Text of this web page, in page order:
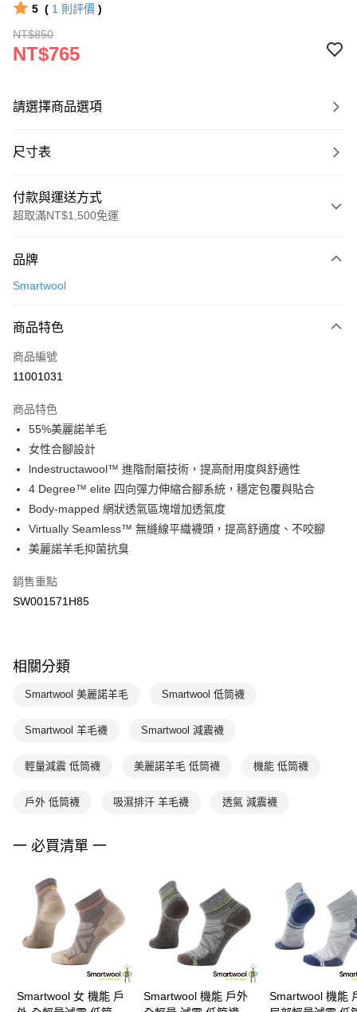
5 ( 1 則評價 )
NT$850
NT$765
請選擇商品選項
尺寸表
付款與運送方式
超取滿NT$1,500免運
信用卡一次付款
Apple Pay
悠遊付
7-11取貨(快速到店)
每筆NT$100，滿NT$1,500(含以上)免運費
宅配-本島
每筆NT$100，滿NT$1,500(含以上)免運費
品牌
Smartwool
商品特色
商品編號
11001031
商品特色
55%美麗諾羊毛
女性合腳設計
lndestructawool™ 進階耐磨技術，提高耐用度與舒適性
4 Degree™ elite 四向彈力伸縮合腳系統，穩定包覆與貼合
Body-mapped 網狀透氣區塊增加透氣度
Virtually Seamless™ 無縫線平織襪頭，提高舒適度、不咬腳
美麗諾羊毛抑菌抗臭
銷售重點
SW001571H85
相關分類
Smartwool 美麗諾羊毛 Smartwool 低筒襪
Smartwool 羊毛襪 Smartwool 減震襪
輕量減震 低筒襪 美麗諾羊毛 低筒襪 機能 低筒襪
戶外 低筒襪 吸濕排汗 羊毛襪 透氣 減震襪
一 必買清單 一
Smartwool 女 機能 戶
Smartwool 機能 戶外
Smartwool 機能